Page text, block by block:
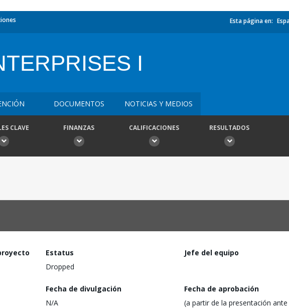
Esta página en:
I
DOCUMENTOS NOTICIAS Y MEDIOS
CLAVE FINANZAS CALIFICACIONES RESULTADOS
Estatus
Dropped
Jefe del equipo
Fecha de divulgación
N/A
Fecha de aprobación
(a partir de la presentación ante